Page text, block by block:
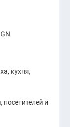
кухня,
посетителей и